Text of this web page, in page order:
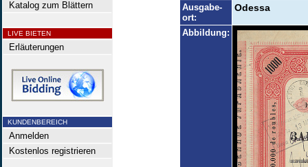
Katalog zum Blättern
LIVE BIETEN
Erläuterungen
KUNDENBEREICH
Anmelden
Kostenlos registrieren
Ausgabe-
ort:
Odessa
Abbildung: